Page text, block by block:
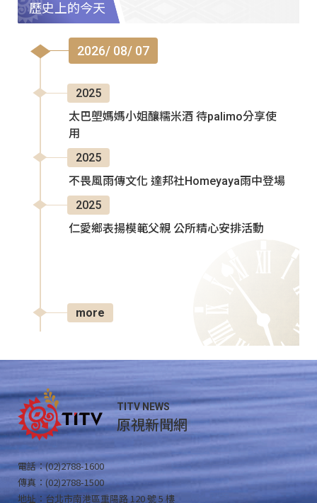
歷史上的今天
2026/ 08/ 07
2025
太巴塱媽媽小姐釀糯米酒 待palimo分享使
用
2025
不畏風雨傳文化 達邦社Homeyaya雨中登場
2025
仁愛鄉表揚模範父親 公所精心安排活動
more
TITV NEWS
原視新聞網
電話：(02)2788-1600
傳真：(02)2788-1500
地址：台北市南港區重陽路 120 號 5 樓